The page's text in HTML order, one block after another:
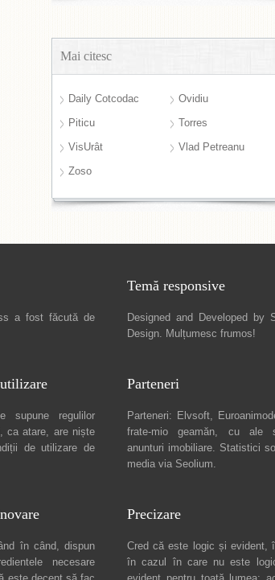
Mai citesc
Daily Cotcodac
Ovidiu
Piticu
Torres
VisUrât
Vlad Petreanu
Zoso
a fost făcută de
Temă responsive
Designed and Developed by
Design. Mulțumesc frumos!
supune regulilor
ca atare, are niște
de utilizare de
Parteneri
Parteneri: Elvsoft,
frate-mio geamăn, cu ale
anunturi imobiliare. Statistici
media via Seolium.
în când, dispun
necesare
Precizare
Cred că este logic și evident,
în cazul în care nu este